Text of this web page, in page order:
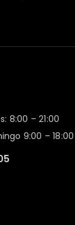
8:00 – 21:00
9:00 – 18:00